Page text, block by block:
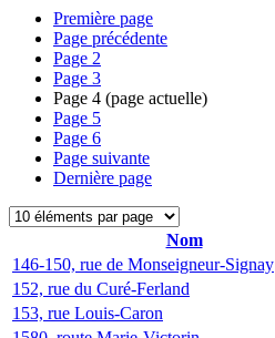
Première page
Page précédente
Page 2
Page 3
Page 4 (page actuelle)
Page 5
Page 6
Page suivante
Dernière page
Nom
146-150, rue de Monseigneur-Signay
152, rue du Curé-Ferland
153, rue Louis-Caron